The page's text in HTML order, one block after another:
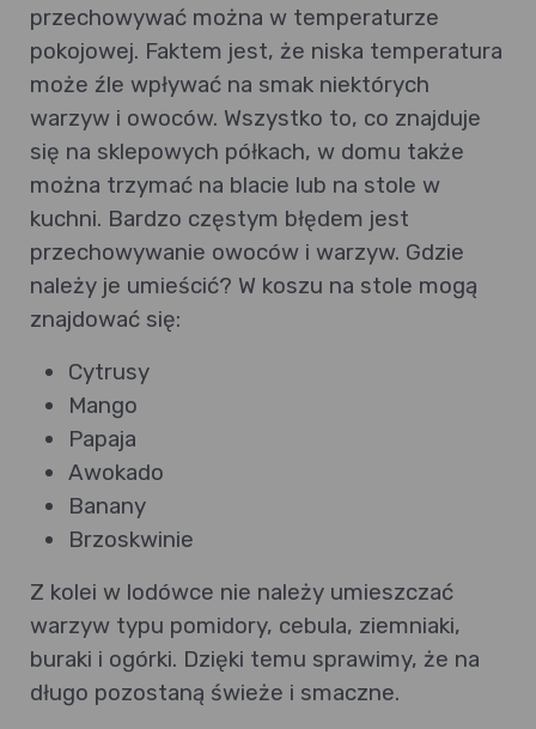
przechowywać można w temperaturze
pokojowej. Faktem jest, że niska temperatura
może źle wpływać na smak niektórych
warzyw i owoców. Wszystko to, co znajduje
się na sklepowych półkach, w domu także
można trzymać na blacie lub na stole w
kuchni. Bardzo częstym błędem jest
przechowywanie owoców i warzyw. Gdzie
należy je umieścić? W koszu na stole mogą
znajdować się:
Cytrusy
Mango
Papaja
Awokado
Banany
Brzoskwinie
Z kolei w lodówce nie należy umieszczać
warzyw typu pomidory, cebula, ziemniaki,
buraki i ogórki. Dzięki temu sprawimy, że na
długo pozostaną świeże i smaczne.